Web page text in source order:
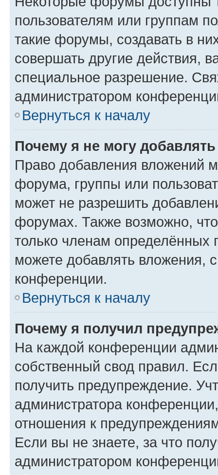
пользователям или группам
такие форумы, создавать в
совершать другие действия,
специальное разрешение.
администратором
Вернуться к началу
Почему я не могу
Право добавления вложений
форума, группы или
может не разрешить
форумах. Также возможно,
только членам определённых
можете добавлять вложения,
конференции.
Вернуться к началу
Почему я получил
На каждой конференции
собственный свод правил.
получить предупреждение.
администратора
отношения к
Если вы не знаете, за что
администратором